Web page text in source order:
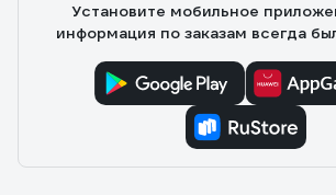
Установите мобильное
информация по заказам всегда